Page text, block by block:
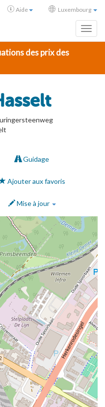
Aide Luxembourg
des prix des
Guidage
Ajouter aux favoris
Mise à jour